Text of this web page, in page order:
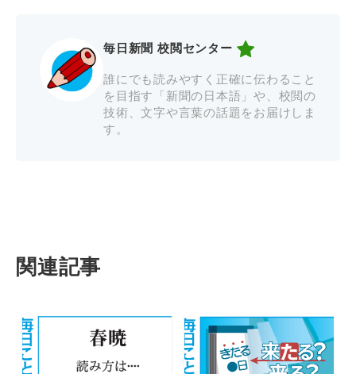
毎日新聞 校閲センター
誰にでも読みやすく正確に伝わること
を目指す「新聞の日本語」や、校閲の
技術、文字や言葉の話題をお届けしま
す。
関連記事